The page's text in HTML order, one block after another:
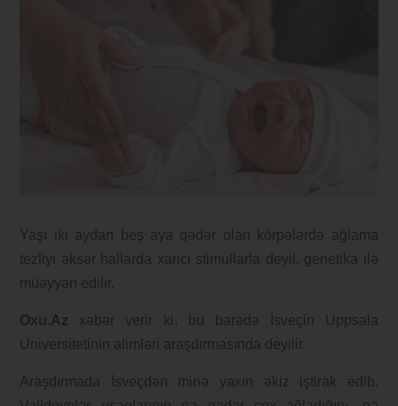
Yaşı iki aydan beş aya qədər olan körpələrdə ağlama
tezliyi əksər hallarda xarici stimullarla deyil, genetika ilə
müəyyən edilir.
Oxu.Az xəbər verir ki, bu barədə İsveçin Uppsala
Universitetinin alimləri araşdırmasında deyilir.
Araşdırmada İsveçdən minə yaxın əkiz iştirak edib.